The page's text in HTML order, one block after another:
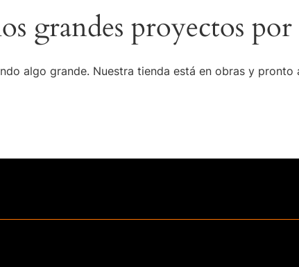
grandes proyectos
algo grande. Nuestra tienda está en obras y pronto